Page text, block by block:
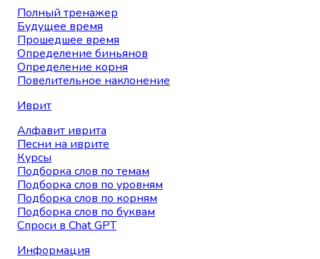
Полный тренажер
Будущее время
Прошедшее время
Определение биньянов
Определение корня
Повелительное наклонение
Иврит
Алфавит иврита
Песни на иврите
Курсы
Подборка слов по темам
Подборка слов по уровням
Подборка слов по корням
Подборка слов по буквам
Спроси в Chat GPT
Информация